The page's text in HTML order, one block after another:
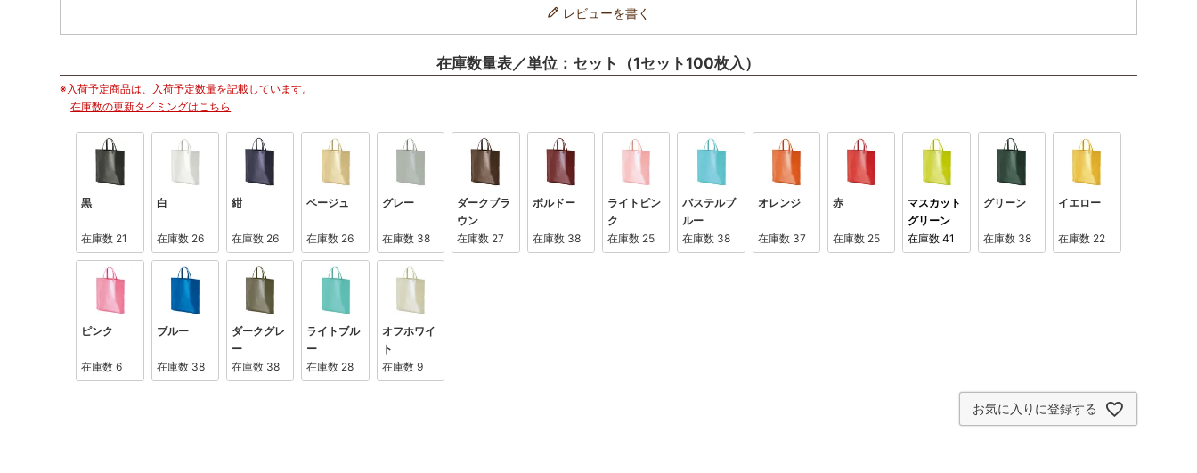
レビューを書く
在庫数量表／単位：セット（1セット100枚入）
※入荷予定商品は、入荷予定数量を記載しています。
在庫数の更新タイミングはこちら
黒
在庫数 21
白
在庫数 26
紺
在庫数 26
ベージュ
在庫数 26
グレー
在庫数 38
ダークブラ
ウン
在庫数 27
ボルドー
在庫数 38
ライトピン
ク
在庫数 25
パステルブ
ルー
在庫数 38
オレンジ
在庫数 37
赤
在庫数 25
マスカット
グリーン
在庫数 41
グリーン
在庫数 38
イエロー
在庫数 22
ピンク
在庫数 6
ブルー
在庫数 38
ダークグレ
ー
在庫数 38
ライトブル
ー
在庫数 28
オフホワイ
ト
在庫数 9
お気に入りに登録する